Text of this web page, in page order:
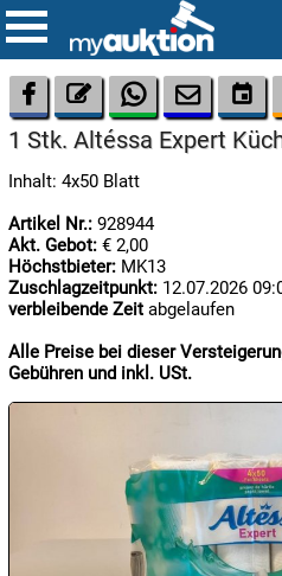

06.08:
    
1 Stk. Altéssa Expert
Inhalt: 4x50 Blatt
Artikel Nr.: 928944
Akt. Gebot: € 2,00
Höchstbieter: MK13
Zuschlagzeitpunkt: 12.07.2026
verbleibende Zeit abgelaufen
Alle Preise bei dieser
Gebühren und inkl. USt.